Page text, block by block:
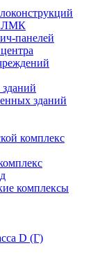
ЛМК
панелей
зданий
комплекс
комплексы
D (Г)